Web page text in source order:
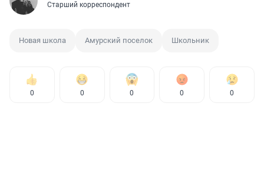
Старший корреспондент
Новая школа Амурский поселок Школьник
0 0 0 0 0